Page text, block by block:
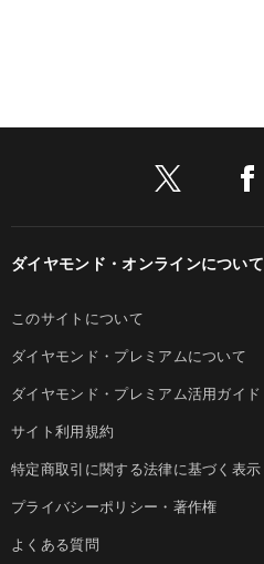
ダイヤモンド・オンラインについて
このサイトについて
ダイヤモンド・プレミアムについて
ダイヤモンド・プレミアム活用ガイド
サイト利用規約
特定商取引に関する法律に基づく表示
プライバシーポリシー・著作権
よくある質問